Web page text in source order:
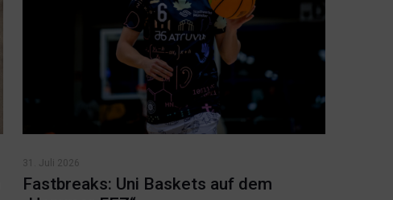
31. Juli 2026
Fastbreaks: Uni Baskets auf dem